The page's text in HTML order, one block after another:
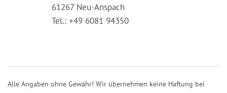
61267 Neu-Anspach
Tel.: +49 6081 94350
Alle Angaben ohne Gewähr! Wir übernehmen keine Haftung bei